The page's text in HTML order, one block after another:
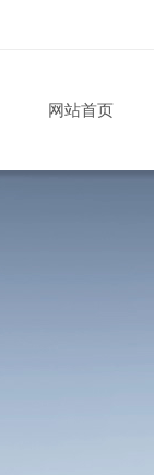
网站首页